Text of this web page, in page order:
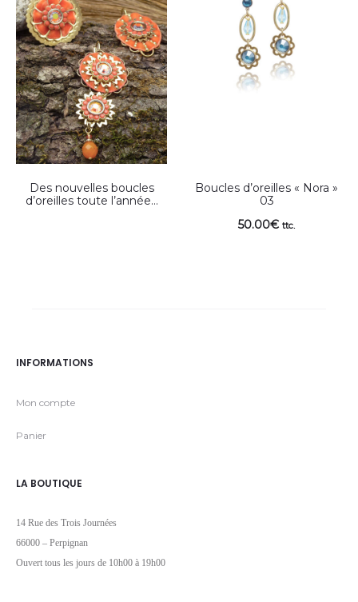
Des nouvelles boucles
d’oreilles toute l’année…
Boucles d’oreilles « Nora »
03
50.00€ ttc.
INFORMATIONS
Mon compte
Panier
LA BOUTIQUE
14 Rue des Trois Journées
66000 – Perpignan
Ouvert tous les jours de 10h00 à 19h00